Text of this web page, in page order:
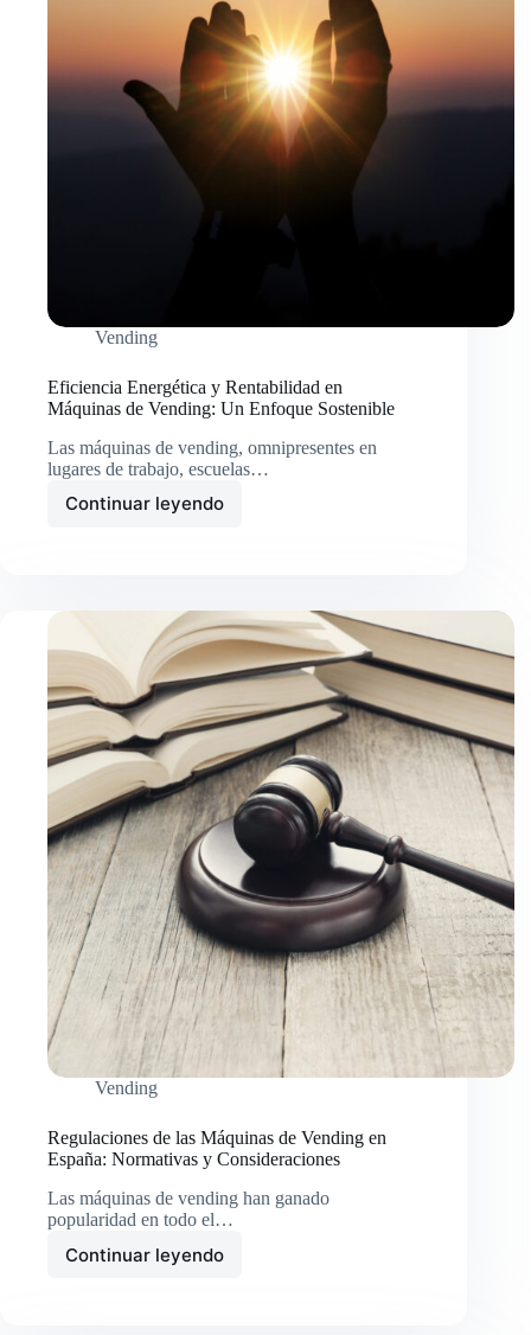
Vending
Eficiencia Energética y Rentabilidad en
Máquinas de Vending: Un Enfoque Sostenible
Las máquinas de vending, omnipresentes en
lugares de trabajo, escuelas…
Continuar leyendo
Vending
Regulaciones de las Máquinas de Vending en
España: Normativas y Consideraciones
Las máquinas de vending han ganado
popularidad en todo el…
Continuar leyendo